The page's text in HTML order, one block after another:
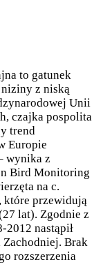
to gatunek
z niską
Unii
czajka pospolita
trend
Europie
wynika z
Bird Monitoring
na c.
które przewidują
lat). Zgodnie z
2012 nastąpił
Brak
rozszerzenia